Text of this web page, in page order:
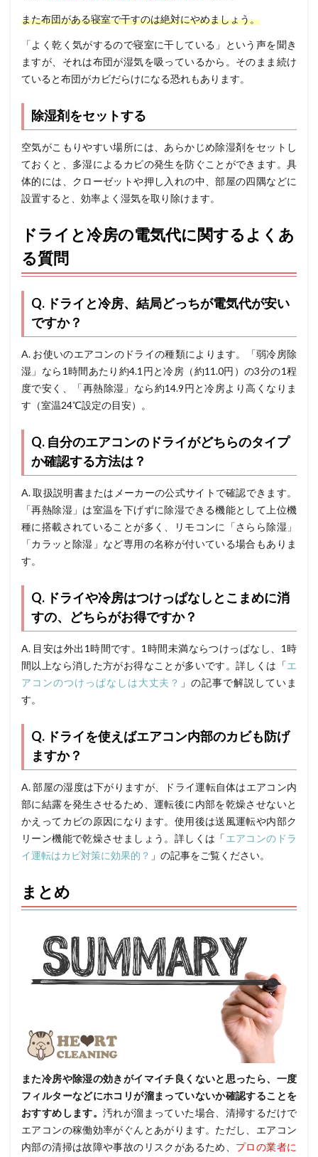
また布団がある寝室で干すのは絶対にやめましょう。
「よく乾く気がするので寝室に干している」という声を聞き
ますが、それは布団が湿気を吸っているから。そのまま続け
ていると布団がカビだらけになる恐れもあります。
除湿剤をセットする
空気がこもりやすい場所には、あらかじめ除湿剤をセットし
ておくと、多湿によるカビの発生を防ぐことができます。具
体的には、クローゼットや押し入れの中、部屋の四隅などに
設置すると、効率よく湿気を取り除けます。
ドライと冷房の電気代に関するよくあ
る質問
Q. ドライと冷房、結局どっちが電気代が安い
ですか？
A. お使いのエアコンのドライの種類によります。「弱冷房除
湿」なら1時間あたり約4.1円と冷房（約11.0円）の3分の1程
度で安く、「再熱除湿」なら約14.9円と冷房より高くなりま
す（室温24℃設定の目安）。
Q. 自分のエアコンのドライがどちらのタイプ
か確認する方法は？
A. 取扱説明書またはメーカーの公式サイトで確認できます。
「再熱除湿」は室温を下げずに除湿できる機能として上位機
種に搭載されていることが多く、リモコンに「さらら除湿」
「カラッと除湿」など専用の名称が付いている場合もありま
す。
Q. ドライや冷房はつけっぱなしとこまめに消
すの、どちらがお得ですか？
A. 目安は外出1時間です。1時間未満ならつけっぱなし、1時
間以上なら消した方がお得なことが多いです。詳しくは「エ
アコンのつけっぱなしは大丈夫？ 」の記事で解説していま
す。
Q. ドライを使えばエアコン内部のカビも防げ
ますか？
A. 部屋の湿度は下がりますが、ドライ運転自体はエアコン内
部に結露を発生させるため、運転後に内部を乾燥させないと
かえってカビの原因になります。使用後は送風運転や内部ク
リーン機能で乾燥させましょう。詳しくは「エアコンのドラ
イ運転はカビ対策に効果的？ 」の記事をご覧ください。
まとめ
また冷房や除湿の効きがイマイチ良くないと思ったら、一度
フィルターなどにホコリが溜まっていないか確認することを
おすすめします。汚れが溜まっていた場合、清掃するだけで
エアコンの稼働効率がぐんとあがります。ただし、エアコン
内部の清掃は故障や事故のリスクがあるため、 プロの業者に